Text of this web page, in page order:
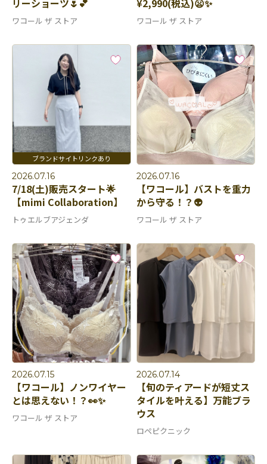
リーショーツ🌷💕
ワコール ザ ストア
¥2,990(税込)😦✨
ワコール ザ ストア
2026.07.16
7/18(土)販売スタート🌟
【mimi Collaboration】
トゥエルブアジェンダ
2026.07.16
【ワコール】バストを重力
から守る！？👽
ワコール ザ ストア
2026.07.15
【ワコール】ノンワイヤー
とは思えない！？👀✨
ワコール ザ ストア
2026.07.14
【旬のティアードが短丈ス
タイルを叶える】万能ブラ
ウス
ロペピクニック